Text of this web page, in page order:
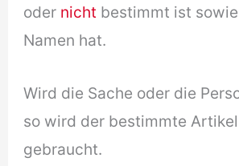
oder nicht bestimmt ist
Namen hat.
Wird die Sache oder die
so wird der bestimmte
gebraucht.